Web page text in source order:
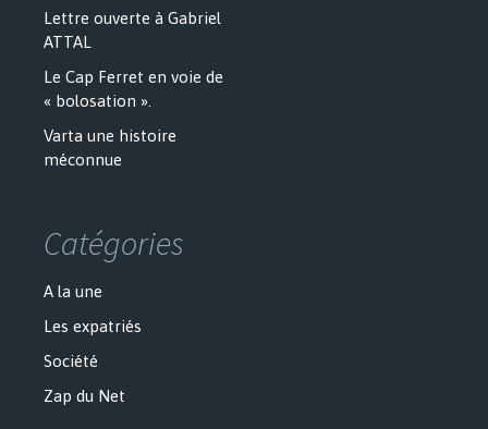
Lettre ouverte à Gabriel
ATTAL
Le Cap Ferret en voie de
« bolosation ».
Varta une histoire
méconnue
Catégories
A la une
Les expatriés
Société
Zap du Net